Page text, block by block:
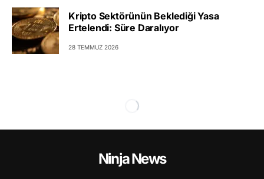
Kripto Sektörünün Beklediği Yasa
Ertelendi: Süre Daralıyor
28 TEMMUZ 2026
Ninja News